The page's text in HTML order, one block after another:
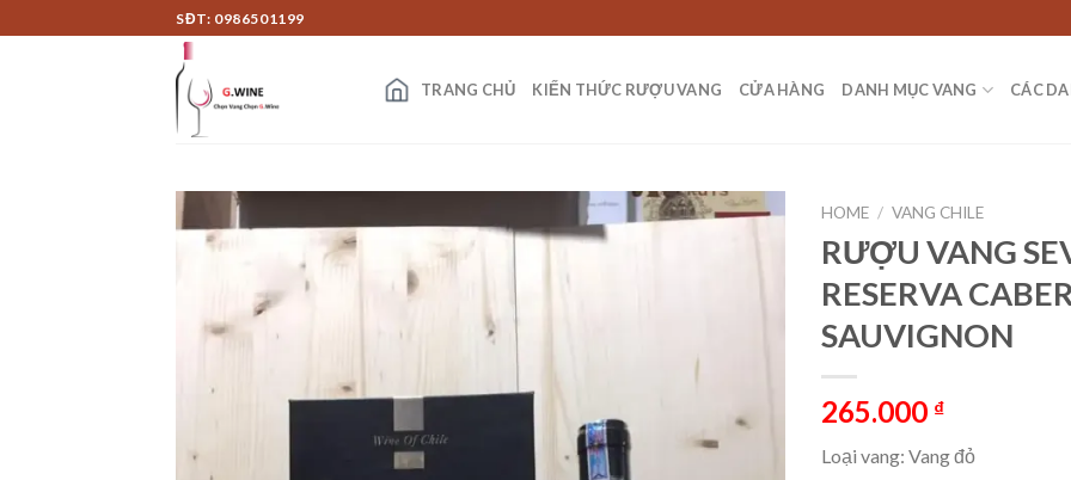
to
SĐT: 0986501199
TRANG CHỦ KIẾN THỨC RƯỢU VANG CỬA HÀNG DANH MỤC VANG CÁC
HOME / VANG CHILE
RƯỢU VANG
RESERVA
SAUVIGNON
265.000 ₫
Loại vang: Vang đỏ